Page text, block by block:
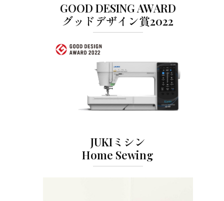
GOOD DESING AWARD
グッドデザイン賞2022
JUKIミシン
Home Sewing